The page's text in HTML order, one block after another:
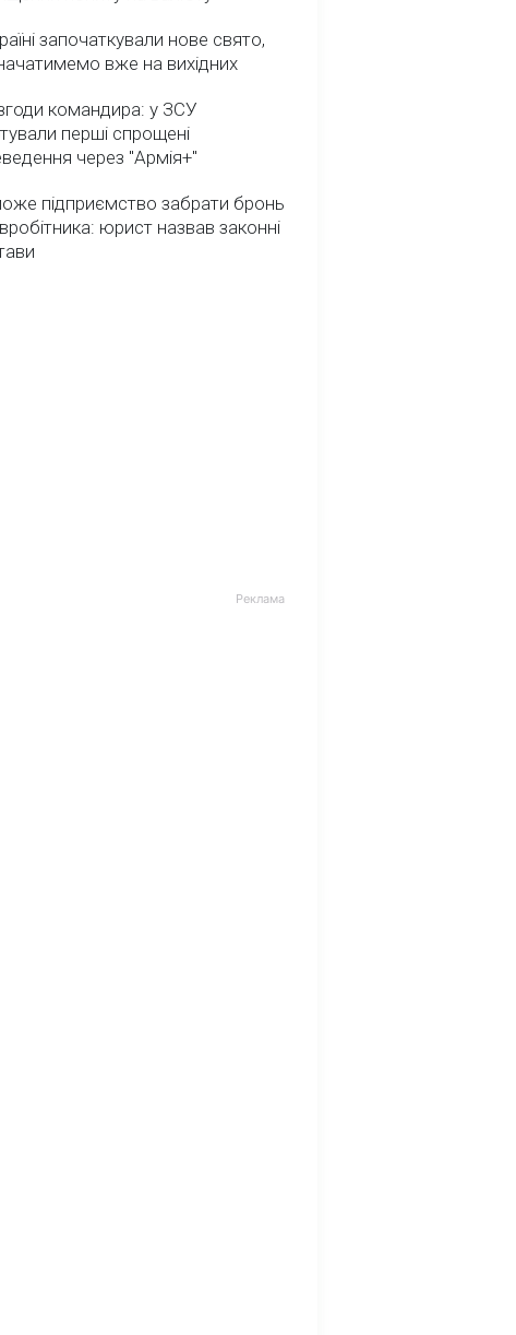
започаткували нове свято,
вже на вихідних
командира: у ЗСУ
перші спрощені
через "Армія+"
підприємство забрати бронь
юрист назвав законні